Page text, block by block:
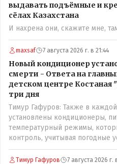
выдавать подъёмные и
сёлах Казахстана
И нахрена они, скажите мне,
maxsaf 7 августа 2026 г. в 21:44
Новый кондиционер
смерти - Ответа на
детском центре Костаная
три дня
Тимур Гафуров: Также в
установлены кондиционеры,
температурный режимы,
контроль, учитывая погодные
лето.Мы решили. что это -
считаете иначе?Ну тут
Тимур Гафуров 7 августа 2026 г.